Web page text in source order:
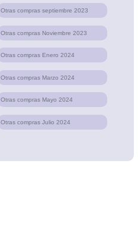
Otras compras septiembre 2023
Otras compras Noviembre 2023
Otras compras Enero 2024
Otras compras Marzo 2024
Otras compras Mayo 2024
Otras compras Julio 2024